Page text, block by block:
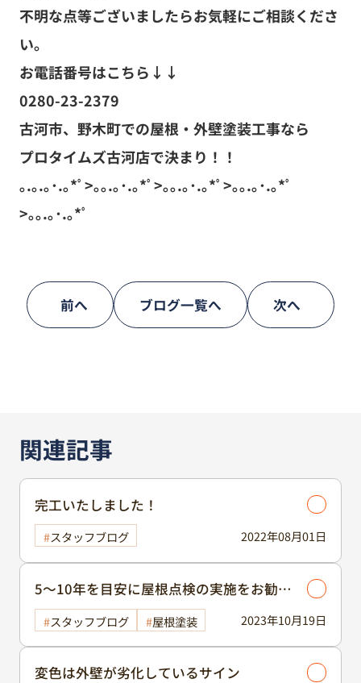
不明な点等ございましたらお気軽にご相談くださ
い。
お電話番号はこちら↓↓
0280-23-2379
古河市、野木町での屋根・外壁塗装工事なら
プロタイムズ古河店で決まり！！
｡.｡.｡･.｡*ﾟ>｡｡.｡･.｡*ﾟ>｡｡.｡･.｡*ﾟ>｡｡.｡･.｡*ﾟ
>｡｡.｡･.｡*ﾟ
前へ ブログ一覧へ 次へ
関連記事
2022年08月01日
完工いたしました！
スタッフブログ
2023年10月19日
5〜10年を目安に屋根点検の実施をお勧め
いたします🏠
スタッフブログ 屋根塗装
変色は外壁が劣化しているサイン